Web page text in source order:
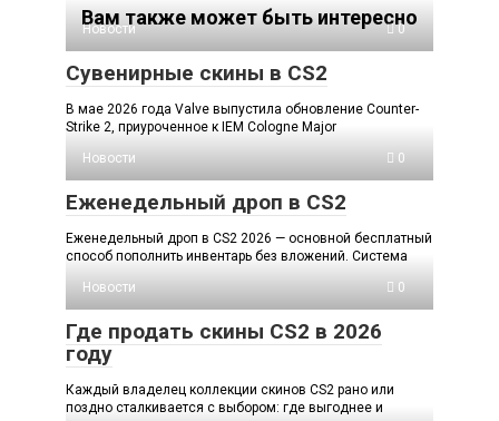
Вам также может быть интересно
Новости 0
Сувенирные скины в CS2
В мае 2026 года Valve выпустила обновление Counter-
Strike 2, приуроченное к IEM Cologne Major
Новости
0
Еженедельный дроп в CS2
Еженедельный дроп в CS2 2026 — основной бесплатный
способ пополнить инвентарь без вложений. Система
Новости
0
Где продать скины CS2 в 2026
году
Каждый владелец коллекции скинов CS2 рано или
поздно сталкивается с выбором: где выгоднее и